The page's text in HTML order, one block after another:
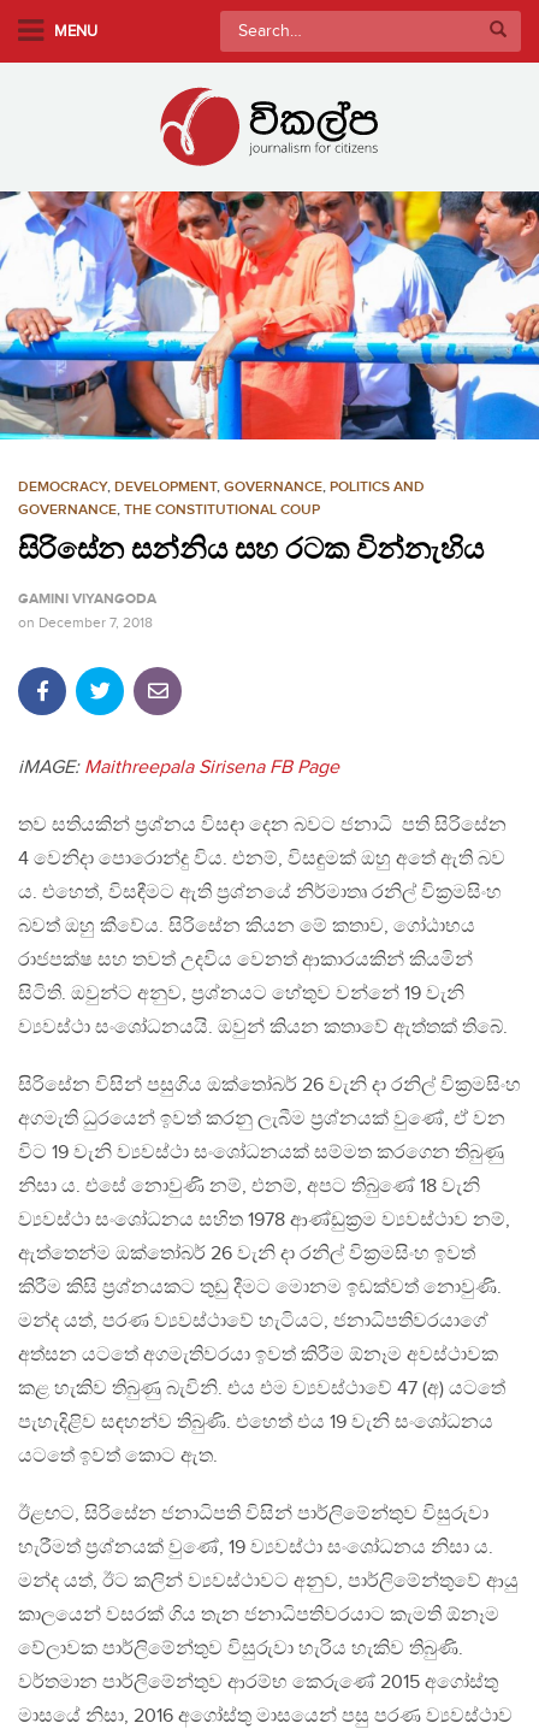
m
i
c
o
n
t
e
MENU
Search
for:
DEMOCRACY, DEVELOPMENT, GOVERNANCE, POLITICS AND
GOVERNANCE, THE CONSTITUTIONAL COUP
සිරිසේන සන්නිය සහ රටක වින්නැහිය
GAMINI VIYANGODA
on December 7, 2018
iMAGE: Maithreepala Sirisena FB Page
තව සතියකින් ප‍්‍රශ්නය විසඳා දෙන බවට ජනාධි පති සිරිසේන
4 වෙනිදා පොරොන්දු විය. එනම්, විසඳුමක් ඔහු අතේ ඇති බව
ය. එහෙත්, විසඳීමට ඇති ප‍්‍රශ්නයේ නිර්මාතෘ රනිල් වික‍්‍රමසිංහ
බවත් ඔහු කීවේය. සිරිසේන කියන මේ කතාව, ගෝඨාභය
රාජපක්ෂ සහ තවත් උදවිය වෙනත් ආකාරයකින් කියමින්
සිටිති. ඔවුන්ට අනුව, ප‍්‍රශ්නයට හේතුව වන්නේ 19 වැනි
ව්‍යවස්ථා සංශෝධනයයි. ඔවුන් කියන කතාවේ ඇත්තක් තිබේ.
සිරිසේන විසින් පසුගිය ඔක්තෝබර් 26 වැනි දා රනිල් වික‍්‍රමසිංහ
අගමැති ධුරයෙන් ඉවත් කරනු ලැබීම ප‍්‍රශ්නයක් වුණේ, ඒ වන
විට 19 වැනි ව්‍යවස්ථා සංශෝධනයක් සම්මත කරගෙන තිබුණු
නිසා ය. එසේ නොවුණි නම්, එනම්, අපට තිබුණේ 18 වැනි
ව්‍යවස්ථා සංශෝධනය සහිත 1978 ආණ්ඩුක‍්‍රම ව්‍යවස්ථාව නම්,
ඇත්තෙන්ම ඔක්තෝබර් 26 වැනි දා රනිල් වික‍්‍රමසිංහ ඉවත්
කිරීම කිසි ප‍්‍රශ්නයකට තුඩු දීමට මොනම ඉඩක්වත් නොවුණි.
මන්ද යත්, පරණ ව්‍යවස්ථාවේ හැටියට, ජනාධිපතිවරයාගේ
අත්සන යටතේ අගමැතිවරයා ඉවත් කිරීම ඕනෑම අවස්ථාවක
කළ හැකිව තිබුණු බැවිනි. එය එම ව්‍යවස්ථාවේ 47 (අ) යටතේ
පැහැදිළිව සඳහන්ව තිබුණි. එහෙත් එය 19 වැනි සංශෝධනය
යටතේ ඉවත් කොට ඇත.
ඊළඟට, සිරිසේන ජනාධිපති විසින් පාර්ලිමේන්තුව විසුරුවා
හැරීමත් ප‍්‍රශ්නයක් වුණේ, 19 ව්‍යවස්ථා සංශෝධනය නිසා ය.
මන්ද යත්, ඊට කලින් ව්‍යවස්ථාවට අනුව, පාර්ලිමේන්තුවේ ආයු
කාලයෙන් වසරක් ගිය තැන ජනාධිපතිවරයාට කැමති ඕනෑම
වේලාවක පාර්ලිමේන්තුව විසුරුවා හැරිය හැකිව තිබුණි.
වර්තමාන පාර්ලිමේන්තුව ආරම්භ කෙරුණේ 2015 අගෝස්තු
මාසයේ නිසා, 2016 අගෝස්තු මාසයෙන් පසු පරණ ව්‍යවස්ථාව